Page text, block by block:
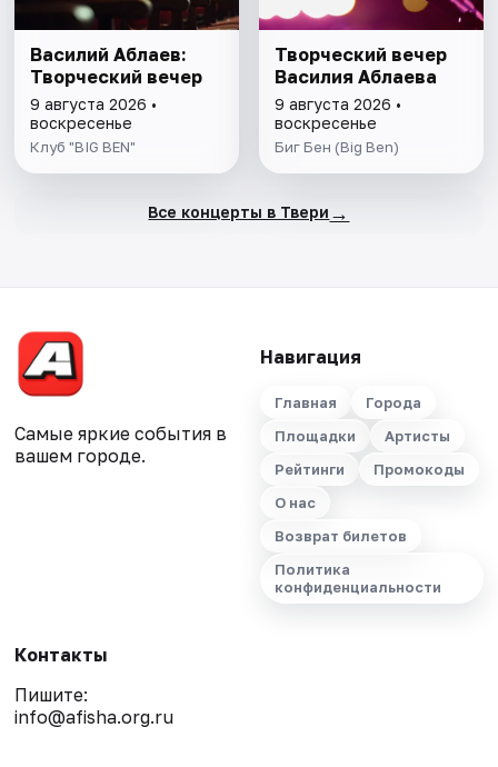
Василий Аблаев:
Творческий вечер
9 августа 2026 •
воскресенье
Клуб "BIG BEN"
Творческий вечер
Василия Аблаева
9 августа 2026 •
воскресенье
Биг Бен (Big Ben)
Все концерты в Твери →
Самые яркие события в
вашем городе.
Навигация
Главная
Города
Площадки
Артисты
Рейтинги
Промокоды
О нас
Возврат билетов
Политика
конфиденциальности
Контакты
Пишите:
info@afisha.org.ru